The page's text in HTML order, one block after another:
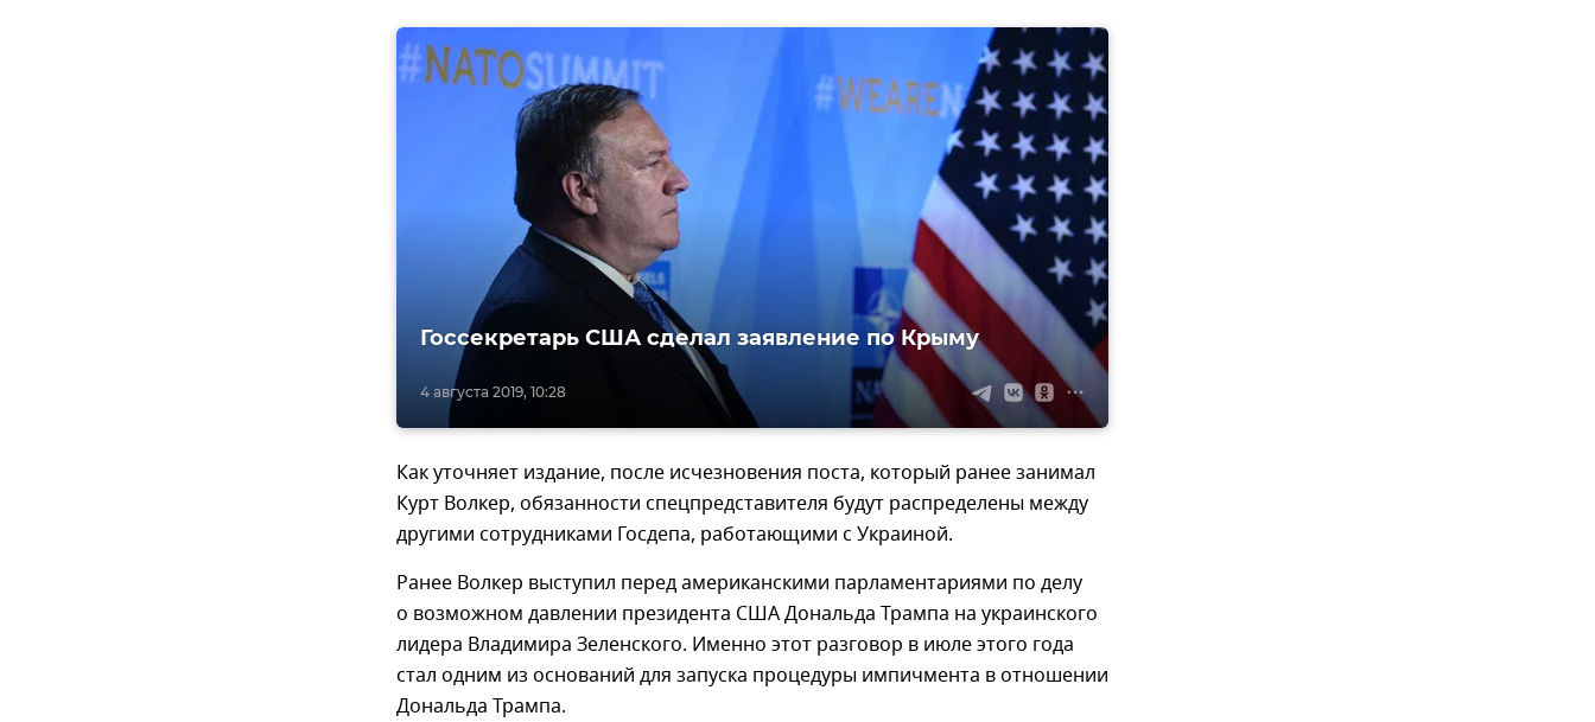
4 августа 2019, 10:28
Госсекретарь США сделал заявление по Крыму
Как уточняет издание, после исчезновения поста, который ранее занимал
Курт Волкер, обязанности спецпредставителя будут распределены между
другими сотрудниками Госдепа, работающими с Украиной.
Ранее Волкер выступил перед американскими парламентариями по делу
о возможном давлении президента США Дональда Трампа на украинского
лидера Владимира Зеленского. Именно этот разговор в июле этого года
стал одним из оснований для запуска процедуры импичмента в отношении
Дональда Трампа.